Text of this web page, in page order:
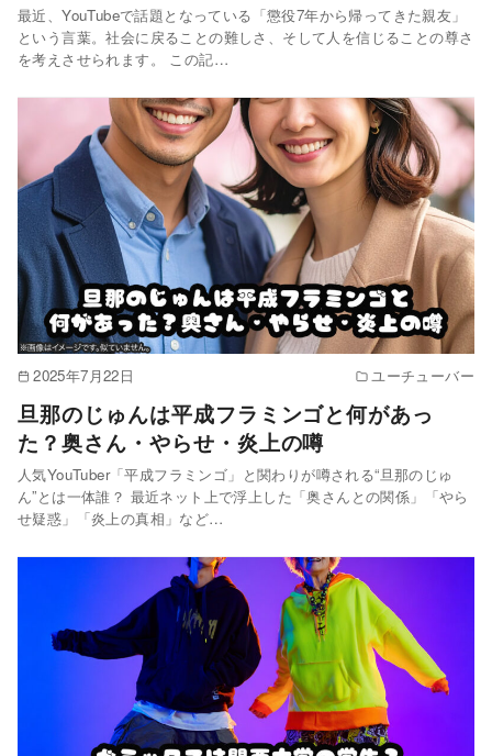
最近、YouTubeで話題となっている「懲役7年から帰ってきた親友」
という言葉。社会に戻ることの難しさ、そして人を信じることの尊さ
を考えさせられます。 この記…
2025年7月22日 ユーチューバー
旦那のじゅんは平成フラミンゴと何があっ
た？奥さん・やらせ・炎上の噂
人気YouTuber「平成フラミンゴ」と関わりが噂される“旦那のじゅ
ん”とは一体誰？ 最近ネット上で浮上した「奥さんとの関係」「やら
せ疑惑」「炎上の真相」など…